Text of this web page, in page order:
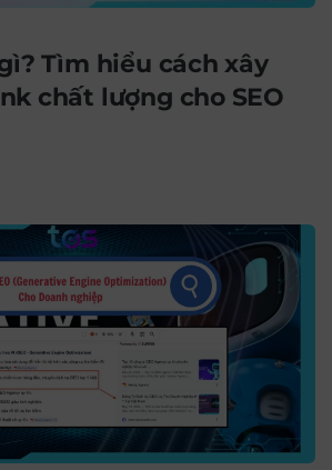
Tìm hiểu cách xây
chất lượng cho SEO